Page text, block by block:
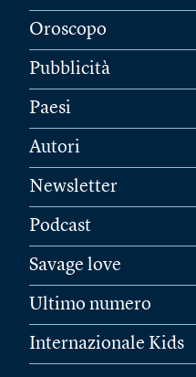
Oroscopo
Pubblicità
Paesi
Autori
Newsletter
Podcast
Savage love
Ultimo numero
Internazionale Kids